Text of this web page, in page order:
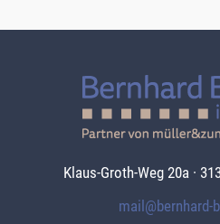
Klaus-Groth-Weg 20a ·
mail@bernhard-